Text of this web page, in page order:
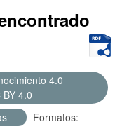
4.0
4.0
Formatos: